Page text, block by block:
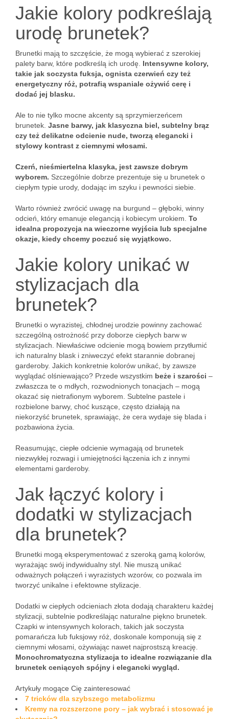
Jakie kolory podkreślają
urodę brunetek?
Brunetki mają to szczęście, że mogą wybierać z szerokiej
palety barw, które podkreślą ich urodę. Intensywne kolory,
takie jak soczysta fuksja, ognista czerwień czy też
energetyczny róż, potrafią wspaniale ożywić cerę i
dodać jej blasku.
Ale to nie tylko mocne akcenty są sprzymierzeńcem
brunetek. Jasne barwy, jak klasyczna biel, subtelny brąz
czy też delikatne odcienie nude, tworzą elegancki i
stylowy kontrast z ciemnymi włosami.
Czerń, nieśmiertelna klasyka, jest zawsze dobrym
wyborem. Szczególnie dobrze prezentuje się u brunetek o
ciepłym typie urody, dodając im szyku i pewności siebie.
Warto również zwrócić uwagę na burgund – głęboki, winny
odcień, który emanuje elegancją i kobiecym urokiem. To
idealna propozycja na wieczorne wyjścia lub specjalne
okazje, kiedy chcemy poczuć się wyjątkowo.
Jakie kolory unikać w
stylizacjach dla
brunetek?
Brunetki o wyrazistej, chłodnej urodzie powinny zachować
szczególną ostrożność przy doborze ciepłych barw w
stylizacjach. Niewłaściwe odcienie mogą bowiem przytłumić
ich naturalny blask i zniweczyć efekt starannie dobranej
garderoby. Jakich konkretnie kolorów unikać, by zawsze
wyglądać olśniewająco? Przede wszystkim beże i szarości –
zwłaszcza te o mdłych, rozwodnionych tonacjach – mogą
okazać się nietrafionym wyborem. Subtelne pastele i
rozbielone barwy, choć kuszące, często działają na
niekorzyść brunetek, sprawiając, że cera wydaje się blada i
pozbawiona życia.
Reasumując, ciepłe odcienie wymagają od brunetek
niezwykłej rozwagi i umiejętności łączenia ich z innymi
elementami garderoby.
Jak łączyć kolory i
dodatki w stylizacjach
dla brunetek?
Brunetki mogą eksperymentować z szeroką gamą kolorów,
wyrażając swój indywidualny styl. Nie muszą unikać
odważnych połączeń i wyrazistych wzorów, co pozwala im
tworzyć unikalne i efektowne stylizacje.
Dodatki w ciepłych odcieniach złota dodają charakteru każdej
stylizacji, subtelnie podkreślając naturalne piękno brunetek.
Czapki w intensywnych kolorach, takich jak soczysta
pomarańcza lub fuksjowy róż, doskonale komponują się z
ciemnymi włosami, ożywiając nawet najprostszą kreację.
Monochromatyczna stylizacja to idealne rozwiązanie dla
brunetek ceniących spójny i elegancki wygląd.
Artykuły mogące Cię zainteresować
7 tricków dla szybszego metabolizmu
Kremy na rozszerzone pory – jak wybrać i stosować je